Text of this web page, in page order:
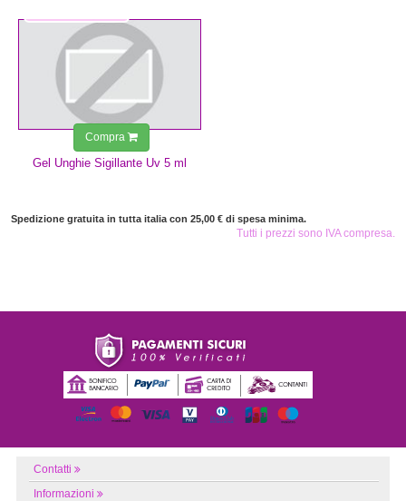
Gel Unghie Sigillante Uv 5 ml
Compra
Spedizione gratuita in tutta italia con 25,00 € di spesa minima.
Tutti i prezzi sono IVA compresa.
Contatti
Informazioni